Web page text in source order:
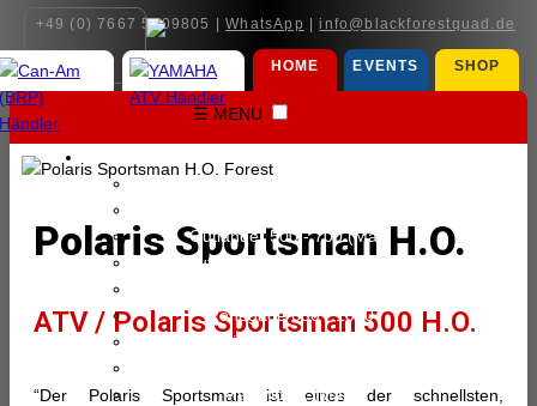
+49 (0) 7667 5909805 |WhatsApp |info@blackforestquad.de
HOME EVENTS SHOP
☰ MENU
Outlander 500 - 700 (Max)
Outlander 850 - 1000 (Max)
Renegade 650 - 1000
Maverick Trail - Sport (Max)
Maverick R (Max)
Polaris Sportsman H.O.
ATV / Polaris Sportsman 500 H.O.
“Der Polaris Sportsman ist eines der schnellsten,